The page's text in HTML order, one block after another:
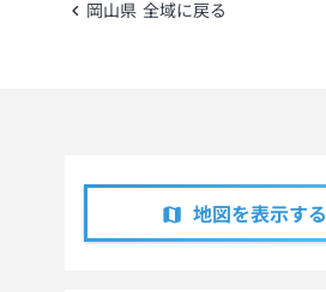
岡山県 全域に戻る
地図を表示する